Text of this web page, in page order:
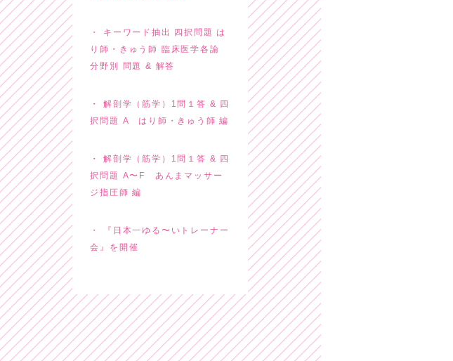
キーワード抽出 四択問題 は
り師・きゅう師 臨床医学各論
分野別 問題 & 解答
解剖学（筋学）1問１答 & 四
択問題 A はり師・きゅう師 編
解剖学（筋学）1問１答 & 四
択問題 A〜F あんまマッサー
ジ指圧師 編
『日本一ゆる〜いトレーナー
会』を開催